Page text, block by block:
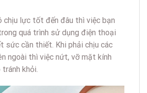
chịu lực tốt đến đâu thì việc bạn
quá trình sử dụng điện thoại
sức cần thiết. Khi phải chịu các
ngoài thì việc nứt, vỡ mặt kính
tránh khỏi.